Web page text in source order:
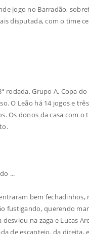
jogo no Barradão,
disputada, com o time
rodada, Grupo A, Copa
O Leão há 14 jogos e
Os donos da casa com
...
bem
fustigando, querendo
desviou na zaga e Lucas
de escanteio, da direita,